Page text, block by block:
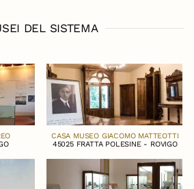
DEL SISTEMA
CASA MUSEO GIACOMO MATTEOTTI
45025 FRATTA POLESINE - ROVIGO